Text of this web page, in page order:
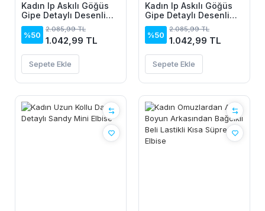
Kadın Ip Askılı Göğüs
Gipe Detaylı Desenli
Uzun Süprem Elbise
%50
2.085,99 TL
1.042,99 TL
Sepete Ekle
Kadın Ip Askılı Göğüs
Gipe Detaylı Desenli
Uzun Süprem Elbise
%50
2.085,99 TL
1.042,99 TL
Sepete Ekle